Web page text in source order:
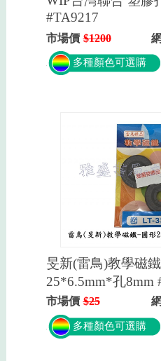
#TA9217
市場價 $1200
多種顏色可選購
旻新(雷鳥)教學磁
25*6.5mm*孔8mm
市場價 $25
多種顏色可選購